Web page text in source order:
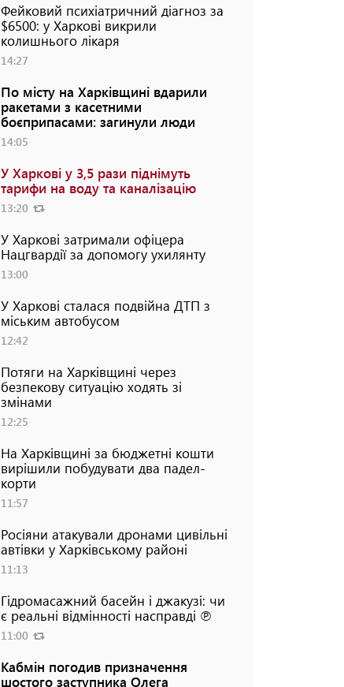
Фейковий психіатричний діагноз за
$6500: у Харкові викрили
колишнього лікаря
14:27
По місту на Харківщині вдарили
ракетами з касетними
боєприпасами: загинули люди
14:05
У Харкові у 3,5 рази піднімуть
тарифи на воду та каналізацію
13:20
У Харкові затримали офіцера
Нацгвардії за допомогу ухилянту
13:00
У Харкові сталася подвійна ДТП з
міським автобусом
12:42
Потяги на Харківщині через
безпекову ситуацію ходять зі
змінами
12:25
На Харківщині за бюджетні кошти
вирішили побудувати два падел-
корти
11:57
Росіяни атакували дронами цивільні
автівки у Харківському районі
11:13
Гідромасажний басейн і джакузі: чи
є реальні відмінності насправді ℗
11:00
Кабмін погодив призначення
шостого заступника Олега